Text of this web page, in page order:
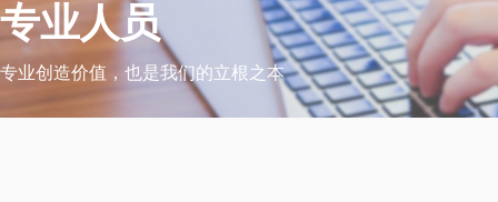
专业人员
专业创造价值，也是我们的立根之本